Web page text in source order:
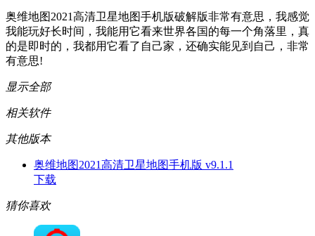
奥维地图2021高清卫星地图手机版破解版非常有意思，我感觉
我能玩好长时间，我能用它看来世界各国的每一个角落里，真
的是即时的，我都用它看了自己家，还确实能见到自己，非常
有意思!
显示全部
相关软件
其他版本
奥维地图2021高清卫星地图手机版 v9.1.1
下载
猜你喜欢